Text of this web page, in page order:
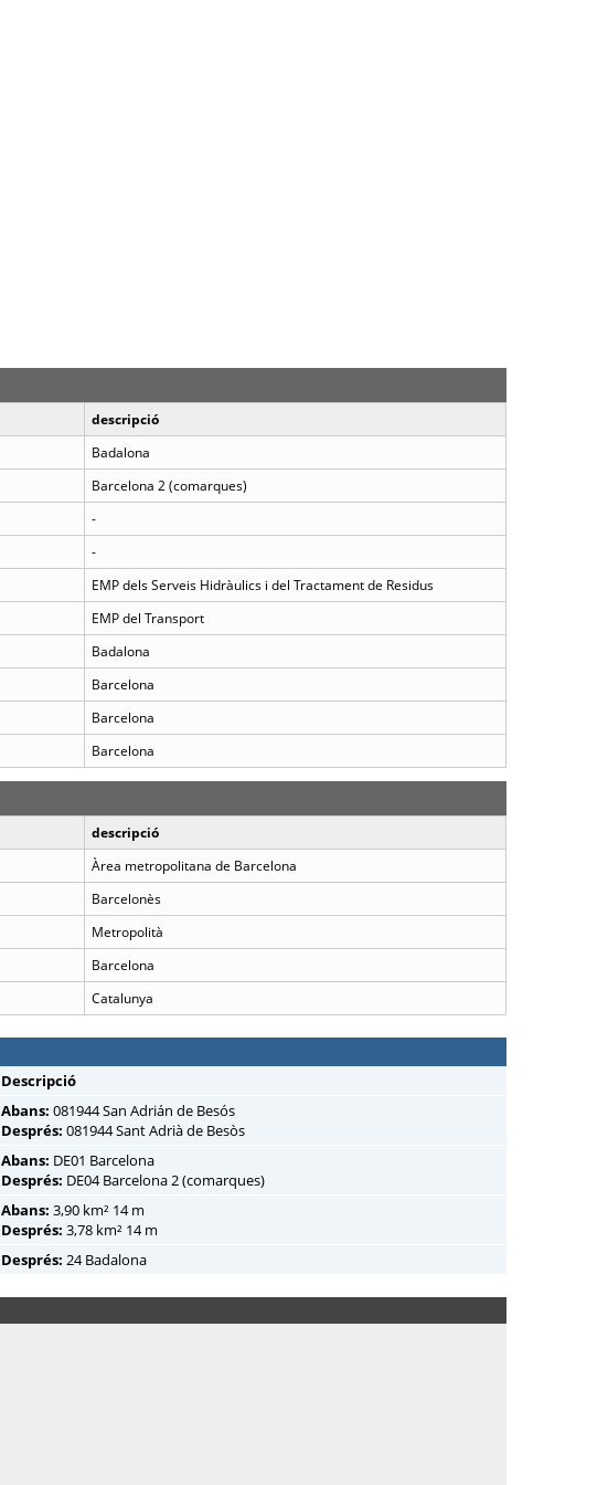
descripció
Badalona
Barcelona 2 (comarques)
-
-
EMP dels Serveis Hidràulics i del Tractament de Residus
EMP del Transport
Badalona
Barcelona
Barcelona
Barcelona
descripció
Àrea metropolitana de Barcelona
Barcelonès
Metropolità
Barcelona
Catalunya
Descripció
Abans: 081944 San Adrián de Besós
Després: 081944 Sant Adrià de Besòs
Abans: DE01 Barcelona
Després: DE04 Barcelona 2 (comarques)
Abans: 3,90 km² 14 m
Després: 3,78 km² 14 m
Després: 24 Badalona